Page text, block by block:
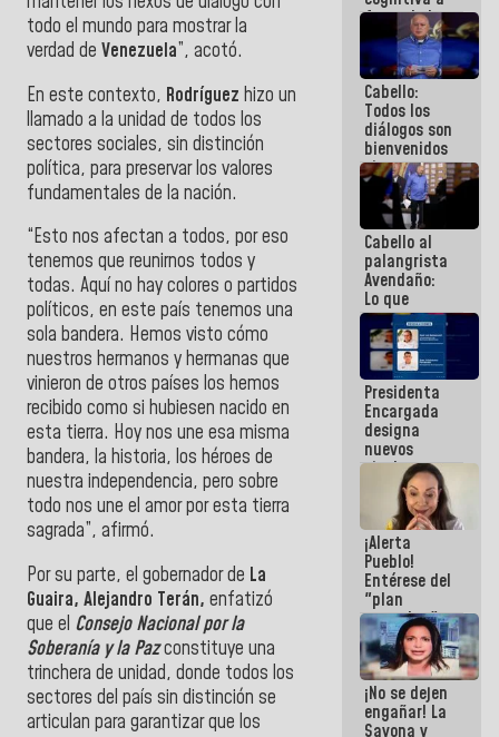
todo el mundo para mostrar la
verdad de Venezuela”, acotó.
En este contexto, Rodríguez hizo un
llamado a la unidad de todos los
sectores sociales, sin distinción
política, para preservar los valores
fundamentales de la nación.
“Esto nos afectan a todos, por eso
tenemos que reunirnos todos y
todas. Aquí no hay colores o partidos
políticos, en este país tenemos una
sola bandera. Hemos visto cómo
nuestros hermanos y hermanas que
vinieron de otros países los hemos
recibido como si hubiesen nacido en
esta tierra. Hoy nos une esa misma
bandera, la historia, los héroes de
nuestra independencia, pero sobre
todo nos une el amor por esta tierra
sagrada”, afirmó.
Por su parte, el gobernador de La
Guaira, Alejandro Terán, enfatizó
que el Consejo Nacional por la
Soberanía y la Pazconstituye una
trinchera de unidad, donde todos los
sectores del país sin distinción se
articulan para garantizar que los
favor de la
narrativa
hegemónica?
(1)
Cabello:
Todos los
diálogos son
bienvenidos
siempre que
estén en el
marco de la
Constitución
de la
República
Cabello al
palangrista
Avendaño:
Lo que
vayas a
escribir
hazlo hoy
por que no
sabemos si
la semana
que viene
hay
programa
Presidenta
Encargada
designa
nuevos
titulares en
Viceministerio
de Energía
Eléctrica y
CORPOELEC
¡Alerta
Pueblo!
Entérese del
"plan
enjambre"
de La Sayo
para
sabotear el
diálogo y
promover el
¡No se dejen
engañar! La
Sayona y